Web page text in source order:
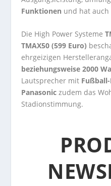
Funktionen und hat auch
Die High Power Systeme
TMAX50 (599 Euro)
ehrgeizigen
beziehungsweise 2000
Lautsprecher mit
Panasoniczudem das
Stadionstimmung.